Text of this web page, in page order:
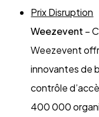
Prix Disruption
Weezevent –
Weezevent
innovantes de
contrôle
400 000